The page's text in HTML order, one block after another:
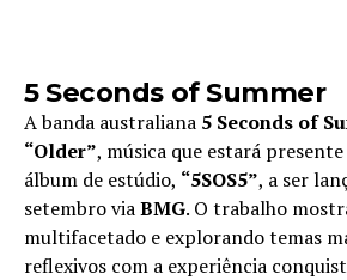
5 Seconds of Summer
A banda australiana 5 Seconds of
“Older”, música que estará
álbum de estúdio, “5SOS5”, a ser
setembro viaBMG. O trabalho
multifacetado e explorando temas
reflexivos com a experiência